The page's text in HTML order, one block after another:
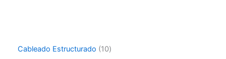
Cableado Estructurado
10